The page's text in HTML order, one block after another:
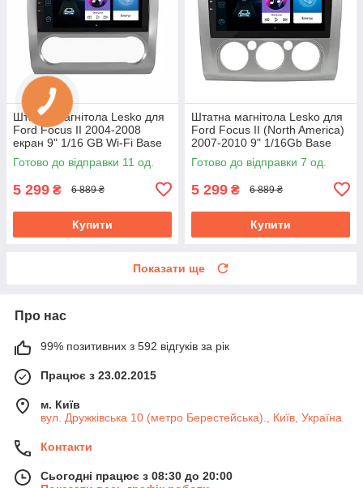
Штатна магнітола Lesko для
Ford Focus II 2004-2008
екран 9" 1/16 GB Wi-Fi Base
Форд Фокус
Готово до відправки 11 од.
5 299 ₴ 6 889 ₴
Купити
Штатна магнітола Lesko для
Ford Focus II (North America)
2007-2010 9" 1/16Gb Base
Wi-Fi GPS IGO Форд фокус
Готово до відправки 7 од.
5 299 ₴ 6 889 ₴
Купити
Показати ще
Про нас
99% позитивних з 592 відгуків за рік
Працює з 23.02.2015
м. Київ
вул. Дружківська 10 (метро Берестейська)., Київ, Україна
Контакти
Сьогодні працює з 08:30 до 20:00